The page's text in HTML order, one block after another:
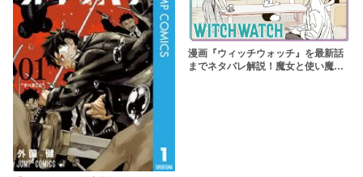
漫画『ウィッチウォッチ』を最新話
までネタバレ解説！魔女と使い魔た